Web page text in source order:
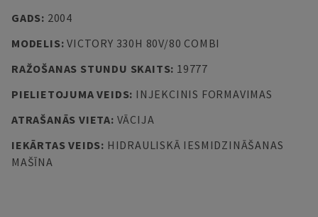
GADS: 2004
MODELIS:VICTORY 330H 80V/80 COMBI
RAŽOŠANAS STUNDU SKAITS: 19777
PIELIETOJUMA VEIDS: INJEKCINIS FORMAVIMAS
ATRAŠANĀS VIETA: VĀCIJA
IEKĀRTAS VEIDS: HIDRAULISKĀ IESMIDZINĀŠANAS
MAŠĪNA